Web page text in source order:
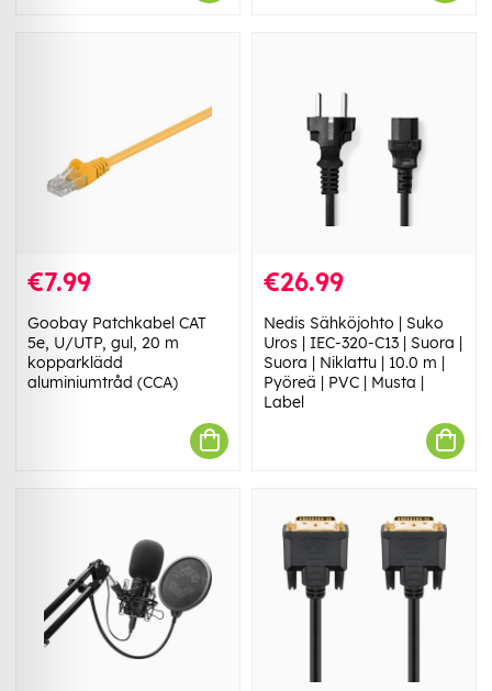
€7.99
Goobay Patchkabel CAT
5e, U/UTP, gul, 20 m
kopparklädd
aluminiumtråd (CCA)
€26.99
Nedis Sähköjohto | Suko
Uros | IEC-320-C13 | Suora |
Suora | Niklattu | 10.0 m |
Pyöreä | PVC | Musta |
Label